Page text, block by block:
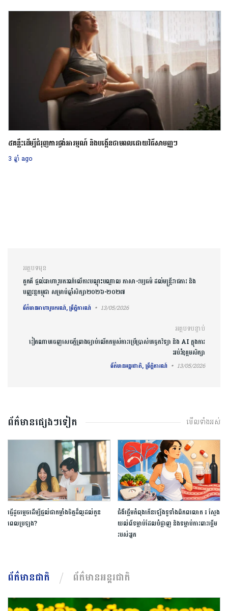
៥គន្លឹះដើម្បីជំរុញការផ្ចង់អារម្មណ៍ និងបង្កើនថាមពលដោយវិធីសាមញ្ញៗ
3 ឆ្នាំ ago
ការ​នាំទិស​ប្រកាស
អត្ថបទមុន
តួកគី ផ្តល់អាហារូបករណ៍លើការ​បណ្តុះបណ្តាល ភាសា-វប្បធម៌ ដល់មន្ត្រីរាជការ និង
បញ្ញវន្តកម្ពុជា សម្រាប់ឆ្នាំសិក្សា២០២៦-២០២៧
ព័ត៌មានអាហារូបករណ៍, ព្រឹត្តិការណ៍ 13/05/2026
អត្ថបទបន្ទាប់
វៀតណាមចេញសេចក្តីព្រាងច្បាប់លើកកម្ពស់ការប្រើប្រាស់បច្ចេកវិទ្យា និង AI ក្នុងការ
អប់រំឧត្តមសិក្សា
ព័ត៌មានអន្តរជាតិ, ព្រឹត្តិការណ៍ 13/05/2026
ព័ត៌មានផ្សេងៗទៀត មើលទាំងអស់
ធ្វើ​ដូចម្តេច​ដើម្បី​ផ្តល់ជា​កម្លាំងចិត្ត​ដ៏​ល្អ​ដល់​កូន​
ពេល​ប្រឡង​?​
ជំងឺ​ថ្លើម​កំពុង​កើនឡើង​ទូទាំង​ពិភពលោក​ ​៖ ​ស្វែង
យល់​ពី​ទម្លាប់​ដែល​បំផ្លាញ​ ​និង​ទម្លាប់​ការពារ​ថ្លើម​
របស់​អ្នក​
ព័ត៌មានជាតិ ព័ត៌មានអន្តរជាតិ